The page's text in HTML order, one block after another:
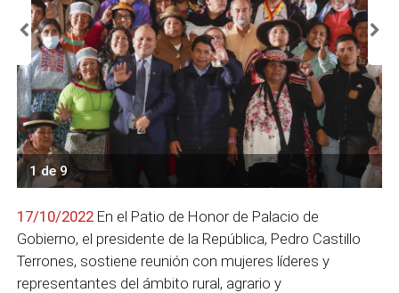
1 de 9
17/10/2022 En el Patio de Honor de Palacio de
Gobierno, el presidente de la República, Pedro Castillo
Terrones, sostiene reunión con mujeres líderes y
representantes del ámbito rural, agrario y